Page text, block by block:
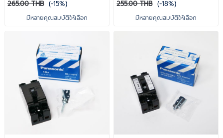
265.00 THB (-15%)
มีหลายคุณสมบัติให้เลือก
255.00 THB (-18%)
มีหลายคุณสมบัติให้เลือก